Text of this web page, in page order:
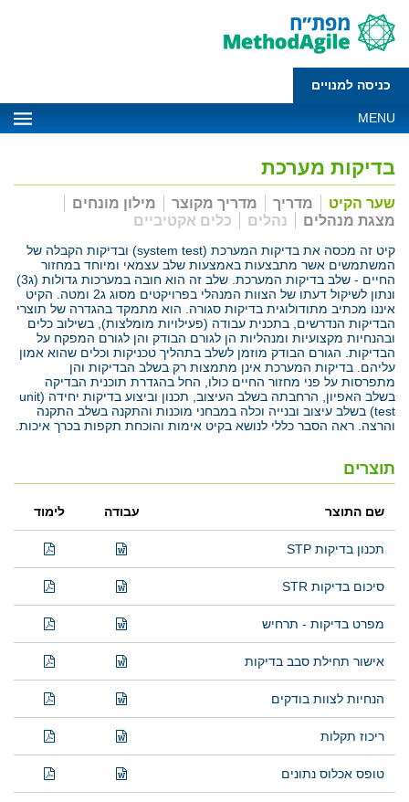
כניסה למנויים
MENU
בדיקות מערכת
שער הקיט מדריך מדריך מקוצר
מילון מונחים
מצגת מנהלים
נהלים כלים אקטיביים
קיט זה מכסה את בדיקות המערכת (system test) ובדיקות הקבלה של
המשתמשים אשר מתבצעות באמצעות שלב עצמאי ומיוחד במחזור
החיים - שלב בדיקות המערכת. שלב זה הוא חובה במערכות גדולות (ג3)
ונתון לשיקול דעתו של הצוות המנהלי בפרויקטים מסוג ג2 ומטה. הקיט
איננו מכתיב מתודולוגית בדיקות סגורה. הוא מתמקד בהגדרה של תוצרי
הבדיקות הנדרשים, בתכנית עבודה (פעילויות מומלצות), בשילוב כלים
ובהנחיות מקצועיות ומנהליות הן לגורם הבודק והן לגורם המפקח על
הבדיקות. הגורם הבודק מוזמן לשלב בתהליך טכניקות וכלים שהוא אמון
עליהם. בדיקות המערכת אינן מתמצות רק בשלב הבדיקות והן
מתפרסות על פני מחזור החיים כולו, החל בהגדרת תוכנית הבדיקה
בשלב האפיון, הרחבתה בשלב העיצוב, תכנון וביצוע בדיקות יחידה (unit
test) בשלב עיצוב ובנייה וכלה במבחני מוכנות והתקנה בשלב התקנה
והרצה. ראה הסבר כללי לנושא בקיט אימות והוכחת תקפות בכרך איכות.
תוצרים
שם התוצר עבודה לימוד
תכנון בדיקות STP
סיכום בדיקות STR
מפרט בדיקות - תרחיש
אישור תחילת סבב בדיקות
הנחיות לצוות בודקים
ריכוז תקלות
טופס אכלוס נתונים